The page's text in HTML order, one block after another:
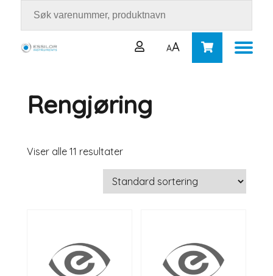
Brukernavn eller e-postadresse
Husk meg
AA
Rengjøring
Viser alle 11 resultater